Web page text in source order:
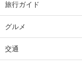
旅行ガイド
グルメ
交通